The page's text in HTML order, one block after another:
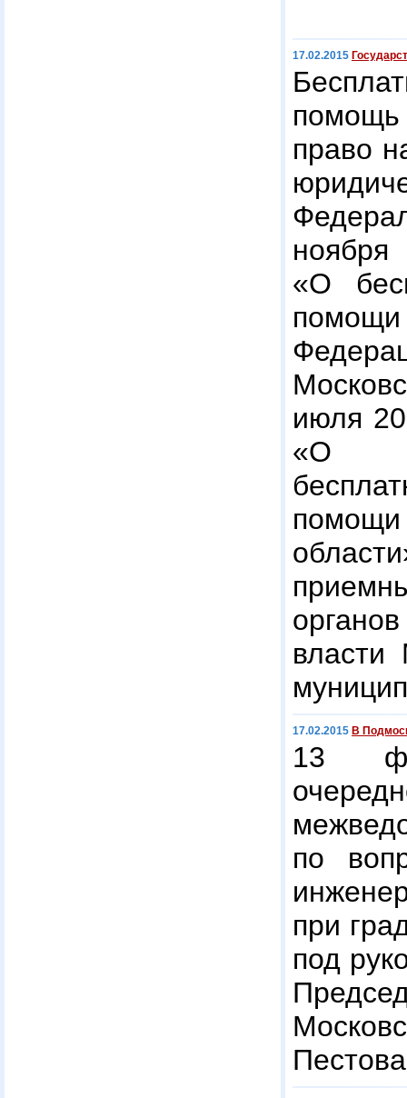
17.02.2015
право
«О
июля
«О
власти
17.02.2015 В
13
по
при
под